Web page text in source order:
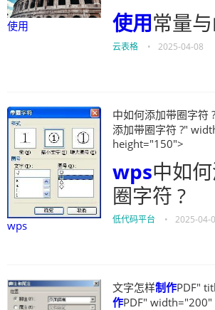
使用 使用常量
云表格 • 2025-04-08
wps
中如何添加带圈字符
添加带圈字符 ?"
height="150">
wps中如
圈字符 ?
低代码平台 • 2025-04-
文字怎样制作PDF"
作PDF"